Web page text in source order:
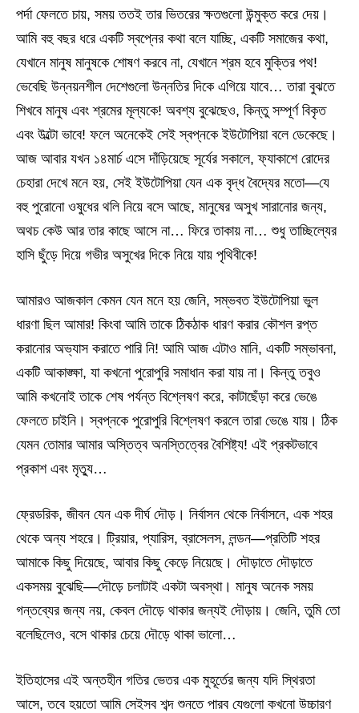
পর্দা ফেলতে চায়, সময় ততই তার ভিতরের ক্ষতগুলো উন্মুক্ত করে দেয়।
আমি বহু বছর ধরে একটি স্বপ্নের কথা বলে যাচ্ছি, একটি সমাজের কথা,
যেখানে মানুষ মানুষকে শোষণ করবে না, যেখানে শ্রম হবে মুক্তির পথ!
ভেবেছি উন্নয়নশীল দেশেগুলো উন্নতির দিকে এগিয়ে যাবে… তারা বুঝতে
শিখবে মানুষ এবং শ্রমের মূল্যকে! অবশ্য বুঝেছেও, কিন্তু সম্পূর্ণ বিকৃত
এবং উল্টো ভাবে! ফলে অনেকেই সেই স্বপ্নকে ইউটোপিয়া বলে ডেকেছে।
আজ আবার যখন ১৪মার্চ এসে দাঁড়িয়েছে সূর্যের সকালে, ফ্যাকাশে রোদের
চেহারা দেখে মনে হয়, সেই ইউটোপিয়া যেন এক বৃদ্ধ বৈদ্যের মতো—যে
বহু পুরোনো ওষুধের থলি নিয়ে বসে আছে, মানুষের অসুখ সারানোর জন্য,
অথচ কেউ আর তার কাছে আসে না… ফিরে তাকায় না… শুধু তাচ্ছিল্যের
হাসি ছুঁড়ে দিয়ে গভীর অসুখের দিকে নিয়ে যায় পৃথিবীকে!
আমারও আজকাল কেমন যেন মনে হয় জেনি, সম্ভবত ইউটোপিয়া ভুল
ধারণা ছিল আমার! কিংবা আমি তাকে ঠিকঠাক ধারণ করার কৌশল রপ্ত
করানোর অভ্যাস করাতে পারি নি! আমি আজ এটাও মানি, একটি সম্ভাবনা,
একটি আকাঙ্ক্ষা, যা কখনো পুরোপুরি সমাধান করা যায় না। কিন্তু তবুও
আমি কখনোই তাকে শেষ পর্যন্ত বিশ্লেষণ করে, কাটাছেঁড়া করে ভেঙে
ফেলতে চাইনি। স্বপ্নকে পুরোপুরি বিশ্লেষণ করলে তারা ভেঙে যায়। ঠিক
যেমন তোমার আমার অস্তিত্ব অনস্তিত্বের বৈশিষ্ট্য! এই প্রকটভাবে
প্রকাশ এবং মৃত্যু…
ফ্রেডরিক, জীবন যেন এক দীর্ঘ দৌড়। নির্বাসন থেকে নির্বাসনে, এক শহর
থেকে অন্য শহরে। ট্রিয়ার, প্যারিস, ব্রাসেলস, লন্ডন—প্রতিটি শহর
আমাকে কিছু দিয়েছে, আবার কিছু কেড়ে নিয়েছে। দৌড়াতে দৌড়াতে
একসময় বুঝেছি—দৌড়ে চলাটাই একটা অবস্থা। মানুষ অনেক সময়
গন্তব্যের জন্য নয়, কেবল দৌড়ে থাকার জন্যই দৌড়ায়। জেনি, তুমি তো
বলেছিলেও, বসে থাকার চেয়ে দৌড়ে থাকা ভালো…
ইতিহাসের এই অন্তহীন গতির ভেতর এক মুহূর্তের জন্য যদি স্থিরতা
আসে, তবে হয়তো আমি সেইসব শব্দ শুনতে পারব যেগুলো কখনো উচ্চারণ